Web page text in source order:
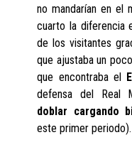
no mandarían en el
cuarto la diferencia
de los visitantes
que ajustaba un
que encontraba el
defensa del Real
doblar cargando
este primer periodo).